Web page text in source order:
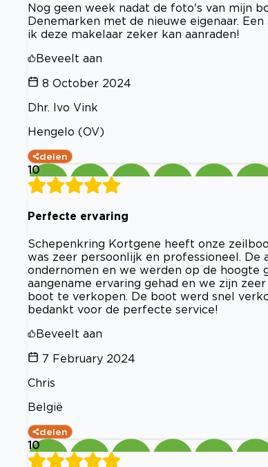
Nog geen week nadat de foto's van mijn
Denemarken met de nieuwe eigenaar.
ik deze makelaar zeker kan aanraden!
Beveelt aan
8 October 2024
Dhr. Ivo Vink
Hengelo (OV)
delen
10
Perfecte ervaring
Schepenkring Kortgene heeft onze
was zeer persoonlijk en professioneel.
ondernomen en we werden op de hoogte
aangename ervaring gehad en we zijn
boot te verkopen. De boot werd snel
bedankt voor de perfecte service!
Beveelt aan
7 February 2024
Chris
België
delen
10